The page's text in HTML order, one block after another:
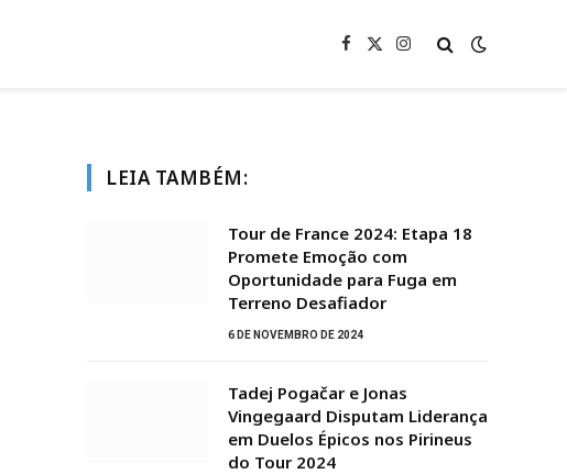
Facebook
X
Instagram
LEIA TAMBÉM:
Tour de France 2024: Etapa 18
Promete Emoção com
Oportunidade para Fuga em
Terreno Desafiador
6 DE NOVEMBRO DE 2024
Tadej Pogačar e Jonas
Vingegaard Disputam Liderança
em Duelos Épicos nos Pirineus
do Tour 2024